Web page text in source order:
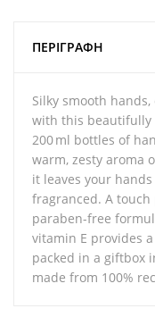
ΠΕΡΙΓΡΑΦΉ
Silky smooth
with this beautifully
200 ml bottles of
warm, zesty aroma
it leaves your
fragranced. A
paraben-free
vitamin E provides
packed in a giftbox
made from 100%